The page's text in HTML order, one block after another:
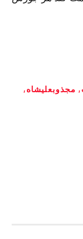
, مجذوبعلیشاه,